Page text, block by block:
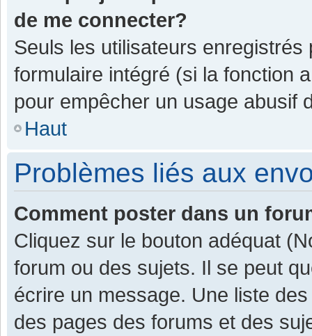
de me connecter?
Seuls les utilisateurs enregistrés
formulaire intégré (si la fonction
pour empêcher un usage abusif
Haut
Problèmes liés aux
Comment poster dans un
Cliquez sur le bouton adéquat
forum ou des sujets. Il se peut
écrire un message. Une liste
des pages des forums et des